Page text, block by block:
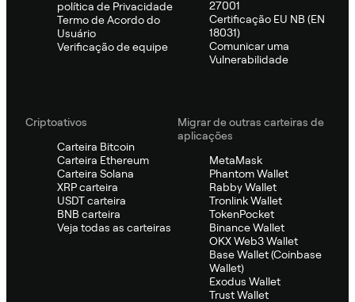
política de Privacidade
Termo de Acordo do
Usuário
Verificação de equipe
27001
Certificação EU NB (EN
18031)
Comunicar uma
Vulnerabilidade
Criptoativos
Carteira Bitcoin
Carteira Ethereum
Carteira Solana
XRP carteira
USDT carteira
BNB carteira
Veja todas as carteiras
Migrar de outras carteiras de
aplicações
MetaMask
Phantom Wallet
Rabby Wallet
Tronlink Wallet
TokenPocket
Binance Wallet
OKX Web3 Wallet
Base Wallet (Coinbase
Wallet)
Exodus Wallet
Trust Wallet